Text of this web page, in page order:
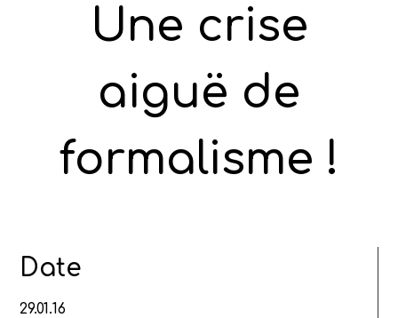
Une crise
aiguë de
formalisme !
Date
29.01.16